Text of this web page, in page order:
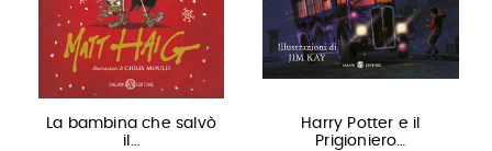
La bambina che salvò
il…
Harry Potter e il
Prigioniero…